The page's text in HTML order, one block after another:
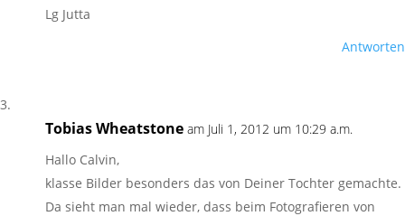
Lg Jutta
Antworten
Tobias Wheatstone am Juli 1, 2012 um 10:29 a.m.
Hallo Calvin,
klasse Bilder besonders das von Deiner Tochter gemachte.
Da sieht man mal wieder, dass beim Fotografieren von